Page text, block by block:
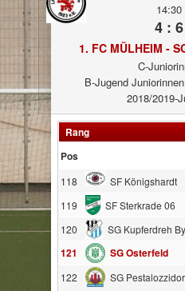
14:30
4 : 6
1. FC MÜLHEIM -
C-
B-Jugend
2018/2019-
Rang
Pos
118 SF Königshardt
119
SF Sterkrade 06
120
SG Kupferdreh
121 SG Osterfeld
122
SG